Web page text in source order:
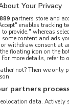
Your Privacy
889 partners store and
enables tracking
to provide," whereas
some content and ads
or withdraw consent at
floating icon on the
more details, refer to
not? Then we only
partners
data.